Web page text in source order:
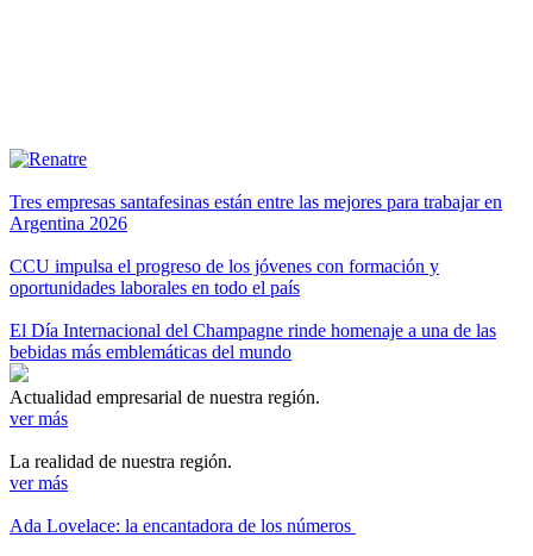
Tres empresas santafesinas están entre las mejores para trabajar en
Argentina 2026
CCU impulsa el progreso de los jóvenes con formación y
oportunidades laborales en todo el país
El Día Internacional del Champagne rinde homenaje a una de las
bebidas más emblemáticas del mundo
Actualidad empresarial de nuestra región.
ver más
La realidad de nuestra región.
ver más
Ada Lovelace: la encantadora de los números